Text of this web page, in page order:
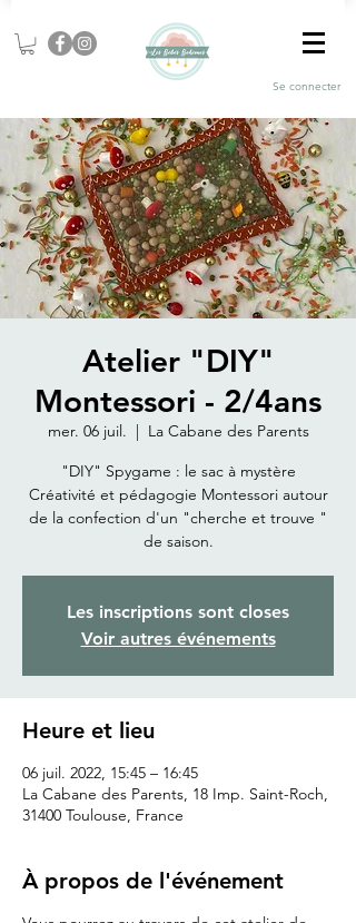
Se connecter
Atelier "DIY"
Montessori - 2/4ans
mer. 06 juil.
  |
La Cabane des Parents
"DIY" Spygame : le sac à mystère
Créativité et pédagogie Montessori autour
de la confection d'un "cherche et trouve "
Les inscriptions sont closes
Voir autres événements
Heure et lieu
06 juil. 2022, 15:45 – 16:45
La Cabane des Parents, 18 Imp. Saint-Roch,
31400 Toulouse, France
À propos de l'événement